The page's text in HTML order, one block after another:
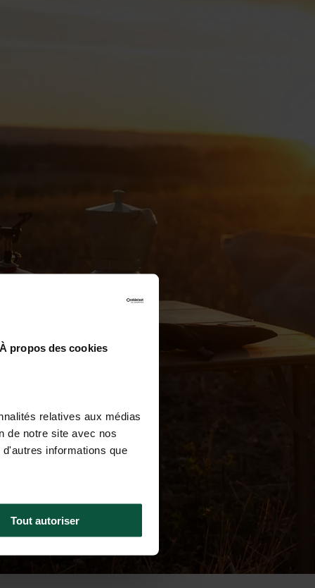
À propos des cookies
relatives aux médias
de notre site avec nos
informations que
Tout autoriser